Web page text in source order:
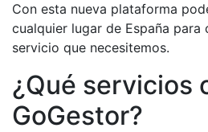
Con esta nueva plataforma
cualquier lugar de España para
servicio que necesitemos.
¿Qué servicios
GoGestor?